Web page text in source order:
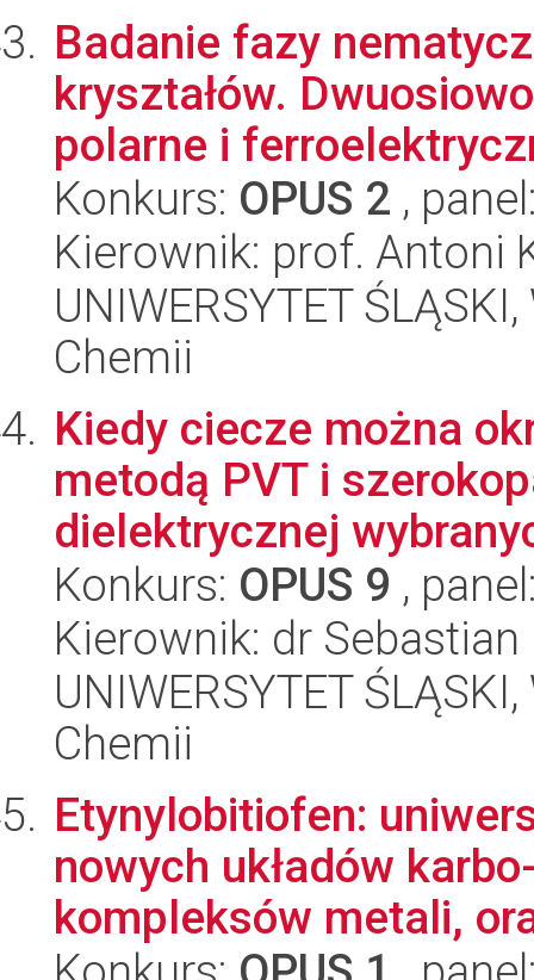
Badanie fazy
kryształów.
polarne i
Konkurs: OPUS 2 ,
Kierownik: prof. Antoni
UNIWERSYTET
Chemii
Kiedy ciecze można
metodą PVT i
dielektrycznej
Konkurs: OPUS 9 ,
Kierownik: dr
UNIWERSYTET
Chemii
Etynylobitiofen:
nowych układów
kompleksów metali,